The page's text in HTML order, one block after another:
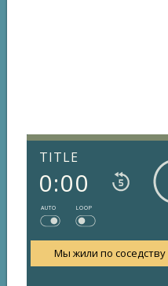
TITLE
0:00
AUTO LOOP
Мы жили по соседству